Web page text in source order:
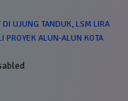
DI UJUNG TANDUK, LSM LIRA
PROYEK ALUN-ALUN KOTA